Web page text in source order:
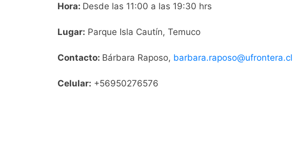
Hora: Desde las 11:00 a las 19:30 hrs
Lugar: Parque Isla Cautín, Temuco
Contacto: Bárbara Raposo, barbara.raposo@ufrontera.cl
Celular: +56950276576